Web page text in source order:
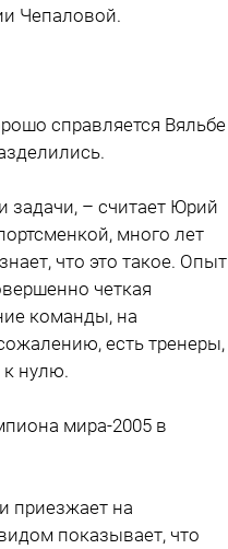
Чепаловой.
справляется Вяльбе
– считает Юрий
много лет
что это такое. Опыт
четкая
команды, на
есть тренеры,
к нулю.
мира-2005 в
приезжает на
показывает, что